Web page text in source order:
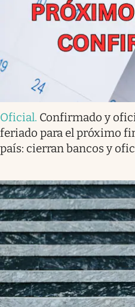
Oficial. Confirmado y
feriado para el próximo
país: cierran bancos y